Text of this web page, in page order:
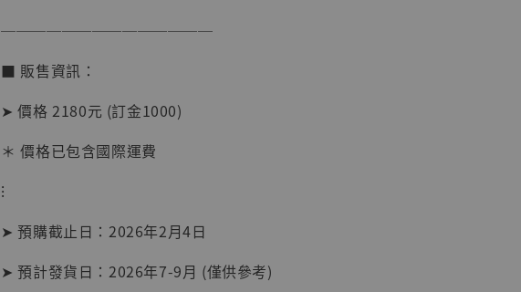
系列蒐藏雕像 布魯
克達摩 [7STARS
Studio]
NT$ 1,870
──────────────
■ 販售資訊：
➤ 價格 2180元 (訂金1000)
＊ 價格已包含國際運費
⁝
➤ 預購截止日：2026年2月4日
➤ 預計發貨日：2026年7-9月 (僅供參考)